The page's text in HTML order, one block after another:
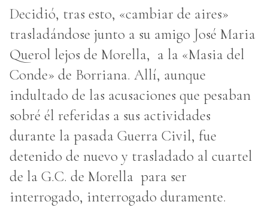
Decidió, tras esto, «cambiar de aires»
trasladándose junto a su amigo José Maria
Querol lejos de Morella, a la «Masia del
Conde» de Borriana. Allí, aunque
indultado de las acusaciones que pesaban
sobré él referidas a sus actividades
durante la pasada Guerra Civil, fue
detenido de nuevo y trasladado al cuartel
de la G.C. de Morella para ser
interrogado, interrogado duramente.